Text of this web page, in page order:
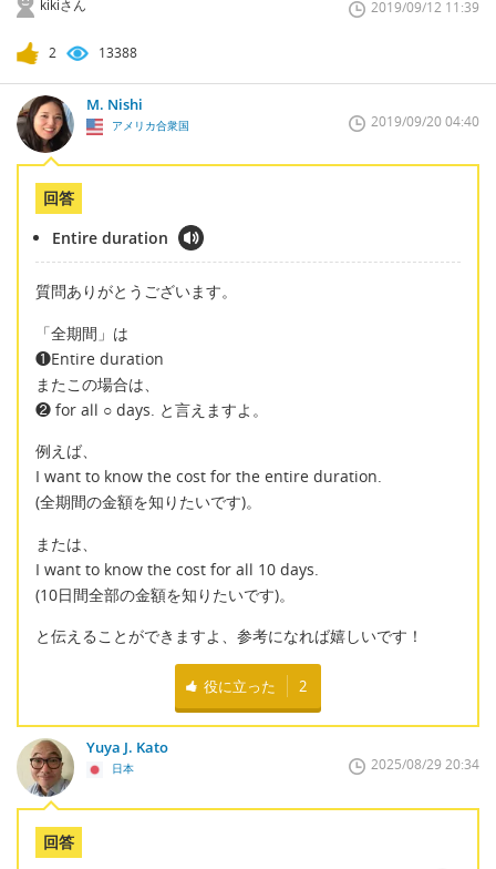
kikiさん 2019/09/12 11:39
2 13388
M. Nishi
アメリカ合衆国 2019/09/20 04:40
回答
Entire duration
質問ありがとうございます。
「全期間」は
❶Entire duration
またこの場合は、
❷ for all ○ days. と言えますよ。
例えば、
I want to know the cost for the entire duration.
(全期間の金額を知りたいです)。
または、
I want to know the cost for all 10 days.
(10日間全部の金額を知りたいです)。
と伝えることができますよ、参考になれば嬉しいです！
役に立った 2
Yuya J. Kato
日本 2025/08/29 20:34
回答